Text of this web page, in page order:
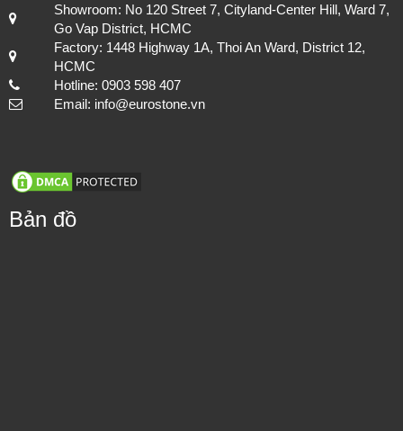
Showroom: No 120 Street 7, Cityland-Center Hill, Ward 7,
Go Vap District, HCMC
Factory: 1448 Highway 1A, Thoi An Ward, District 12,
HCMC
Hotline: 0903 598 407
Email: info@eurostone.vn
Bản đồ